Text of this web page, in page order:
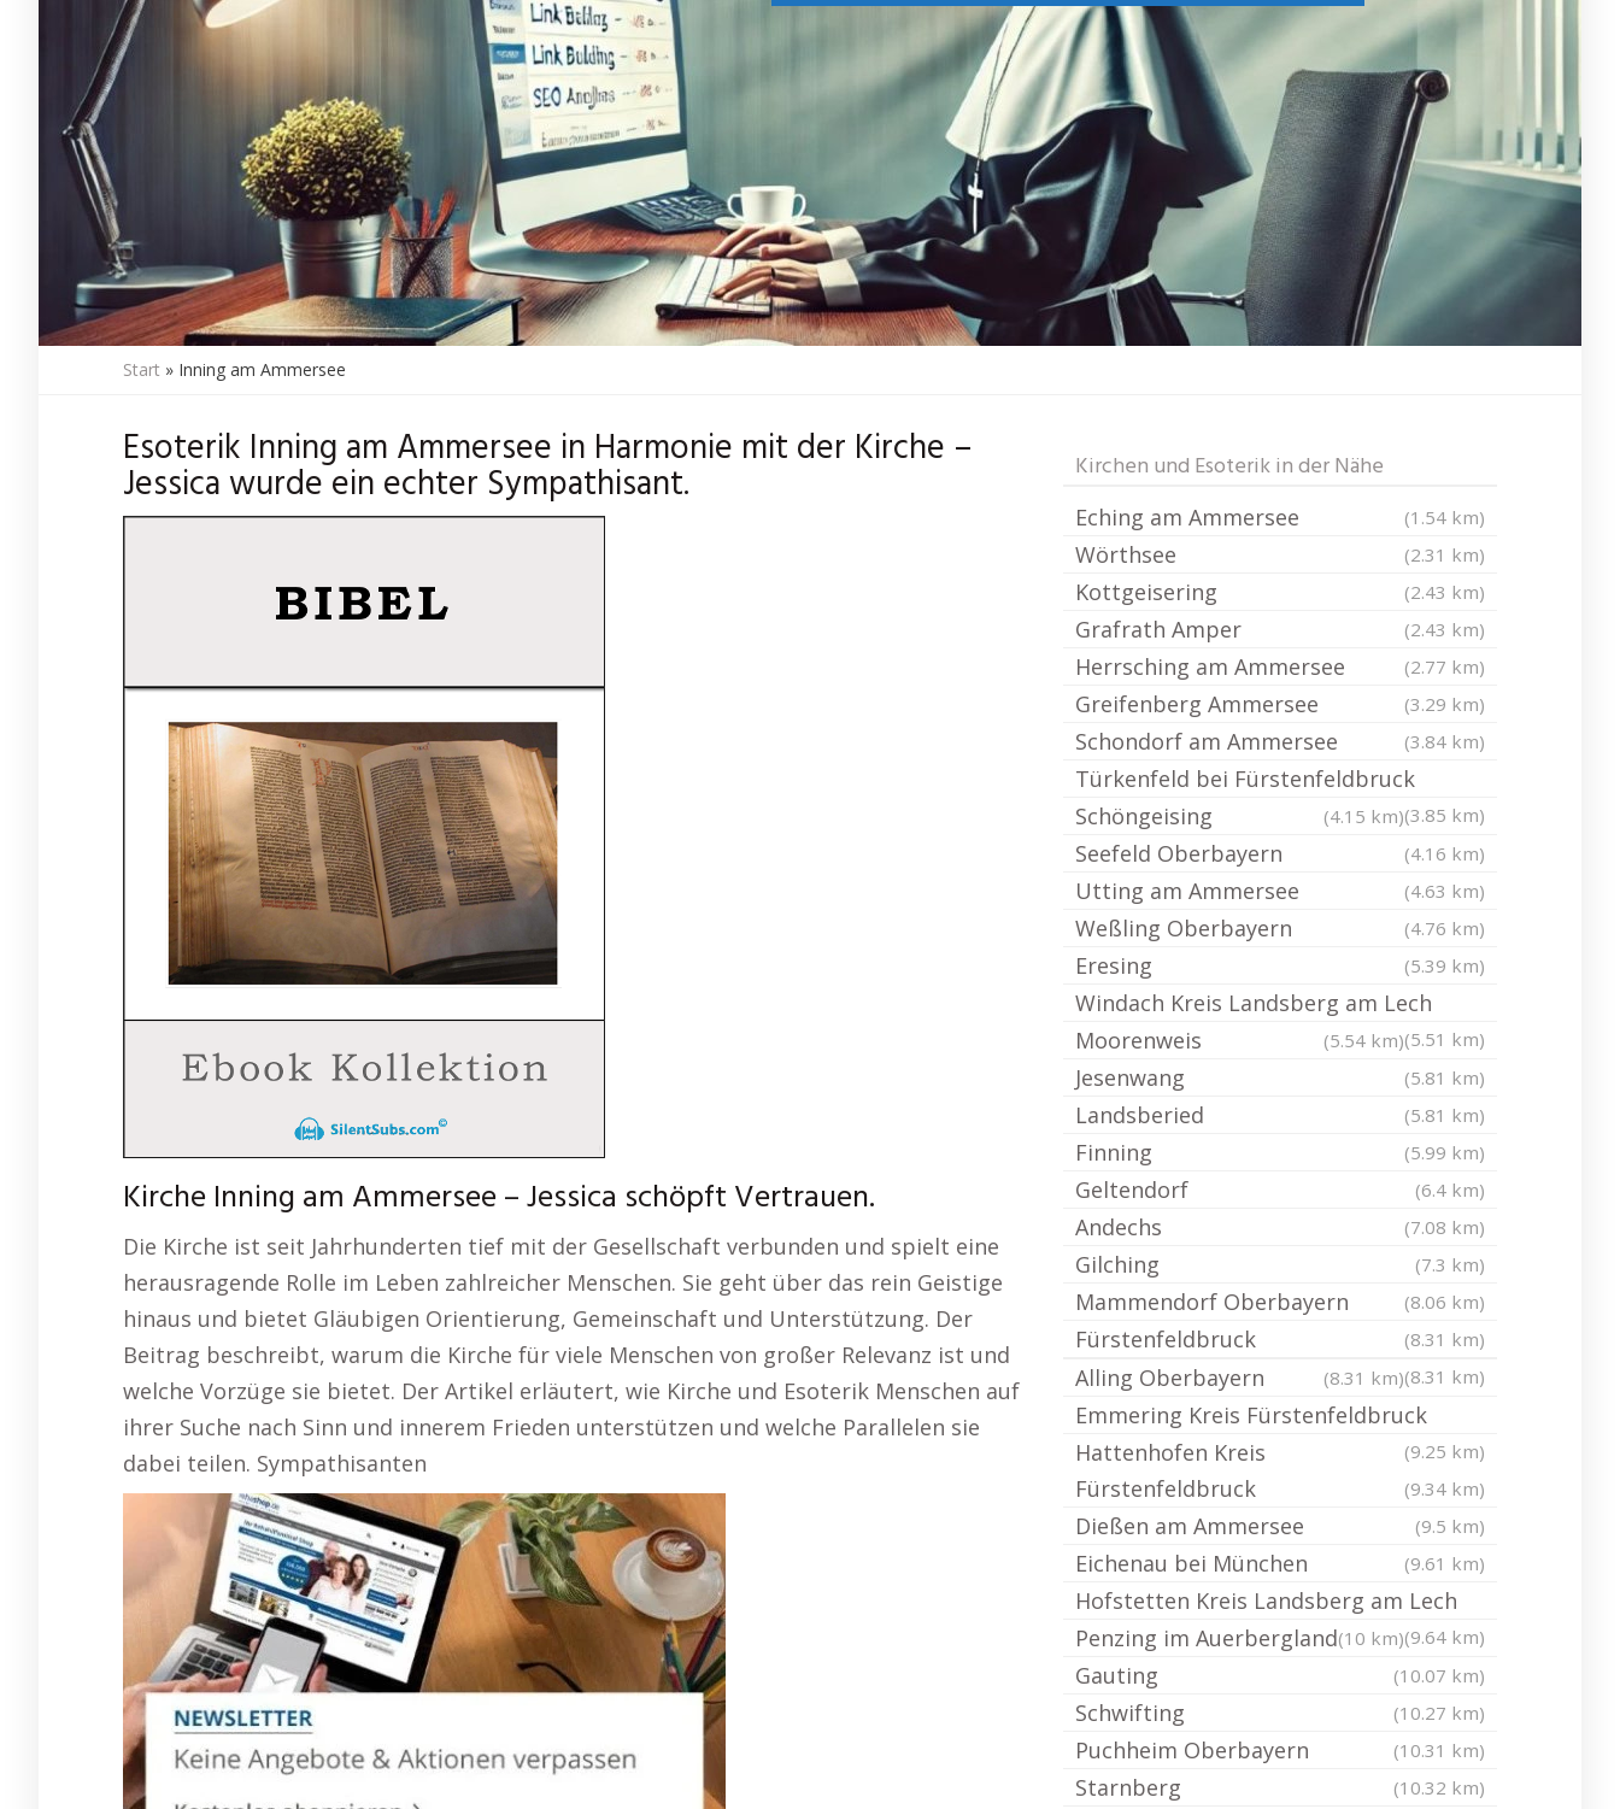
Start » Inning am Ammersee
Esoterik Inning am Ammersee in Harmonie mit der Kirche –
Jessica wurde ein echter Sympathisant.
Kirche Inning am Ammersee – Jessica schöpft Vertrauen.
Die Kirche ist seit Jahrhunderten tief mit der Gesellschaft verbunden und spielt eine
herausragende Rolle im Leben zahlreicher Menschen. Sie geht über das rein Geistige
hinaus und bietet Gläubigen Orientierung, Gemeinschaft und Unterstützung. Der
Beitrag beschreibt, warum die Kirche für viele Menschen von großer Relevanz ist und
welche Vorzüge sie bietet. Der Artikel erläutert, wie Kirche und Esoterik Menschen auf
ihrer Suche nach Sinn und innerem Frieden unterstützen und welche Parallelen sie
dabei teilen. Sympathisanten
Kirchen und Esoterik in der Nähe
Eching am Ammersee (1.54 km)
Wörthsee (2.31 km)
Kottgeisering (2.43 km)
Grafrath Amper (2.43 km)
Herrsching am Ammersee (2.77 km)
Greifenberg Ammersee (3.29 km)
Schondorf am Ammersee (3.84 km)
Türkenfeld bei Fürstenfeldbruck
(3.85 km)
Schöngeising (4.15 km)
Seefeld Oberbayern (4.16 km)
Utting am Ammersee (4.63 km)
Weßling Oberbayern (4.76 km)
Eresing (5.39 km)
Windach Kreis Landsberg am Lech
(5.51 km)
Moorenweis (5.54 km)
Jesenwang (5.81 km)
Landsberied (5.81 km)
Finning (5.99 km)
Geltendorf (6.4 km)
Andechs (7.08 km)
Gilching (7.3 km)
Mammendorf Oberbayern (8.06 km)
Fürstenfeldbruck
(8.31 km)
(8.31 km)
Alling Oberbayern (8.31 km)
Emmering Kreis Fürstenfeldbruck
(9.25 km)
Hattenhofen Kreis
Fürstenfeldbruck
(9.34 km)
Dießen am Ammersee (9.5 km)
Eichenau bei München (9.61 km)
Hofstetten Kreis Landsberg am Lech
(9.64 km)
Penzing im Auerbergland(10 km)
Gauting (10.07 km)
Schwifting (10.27 km)
Puchheim Oberbayern (10.31 km)
Starnberg (10.32 km)